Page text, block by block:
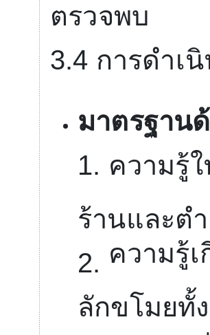
ตรวจพบ
3.4 การดำเ
มาตรฐาน
1. ความรู้
ร้านและต
2. ความรู้
ลักขโมยทั้